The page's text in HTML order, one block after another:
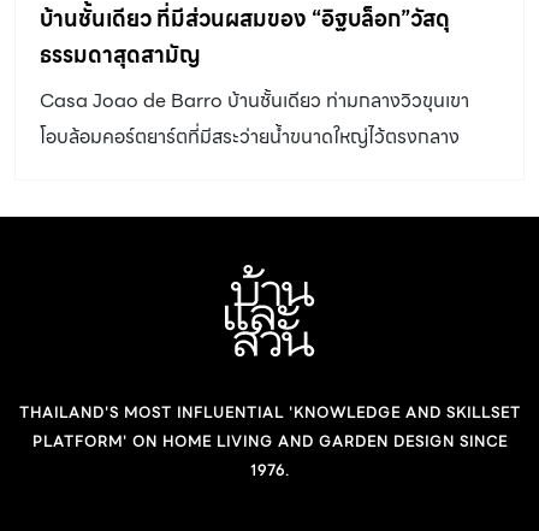
บ้านชั้นเดียว ที่มีส่วนผสมของ “อิฐบล็อก”วัสดุ
ธรรมดาสุดสามัญ
Casa Joao de Barro บ้านชั้นเดียว ท่ามกลางวิวขุนเขา
โอบล้อมคอร์ตยาร์ตที่มีสระว่ายน้ำขนาดใหญ่ไว้ตรงกลาง
บรรยากาศก็ดีทุกช่วงเวลา บ้านชั้นเดียว แห่งนี้ ตั้งอยู่ที่
ต้องการสร้างบ้านและสำนักงานของพวกเขาให้อยู่ใกล้ชิด
ธรรมชาติ สามารถใช้เวลาว่างกับลูก ๆ ได้อย่างเต็มที่ หรือหาก
ต้องการจัดปาร์ตี้พักผ่อนกับหมู่ญาติมิตรและเพื่อนฝูงก็ให้
คาไม่เเพง เเต่ผ่านการคิดเเละออกแบบมาอย่างดี เพื่อเติมเต็ม
การพักผ่อนเเละอยู่อาศัยได้อย่างเต็มอิ่ม จากจุดเริ่มต้นดัง
THAILAND'S MOST INFLUENTIAL 'KNOWLEDGE AND SKILLSET
PLATFORM' ON HOME LIVING AND GARDEN DESIGN SINCE
1976.